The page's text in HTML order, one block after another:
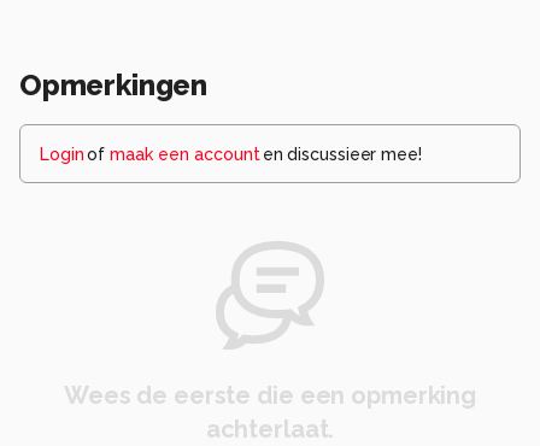
Opmerkingen
Loginof maak een account en discussieer mee!
Wees de eerste die een opmerking
achterlaat.